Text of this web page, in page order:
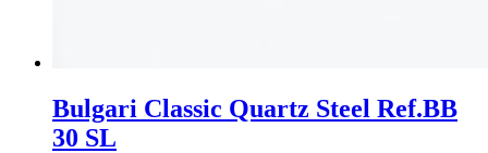
Bulgari Classic Quartz Steel Ref.BB
30 SL